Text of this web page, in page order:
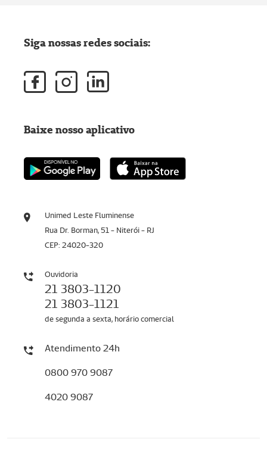
Unimed Leste Fluminense
Rua Dr. Borman, 51 - Niterói - RJ
CEP: 24020-320
Ouvidoria
21 3803-1120
21 3803-1121
de segunda a sexta, horário comercial
Atendimento 24h
0800 970 9087
4020 9087
Siga nossas redes sociais:
Baixe nosso aplicativo